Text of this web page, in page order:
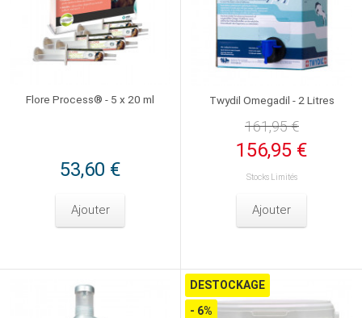
Flore Process® - 5 x 20 ml
53,60 €
Ajouter
Twydil Omegadil - 2 Litres
161,95 €
156,95 €
Stocks Limités
Ajouter
DESTOCKAGE
- 6%